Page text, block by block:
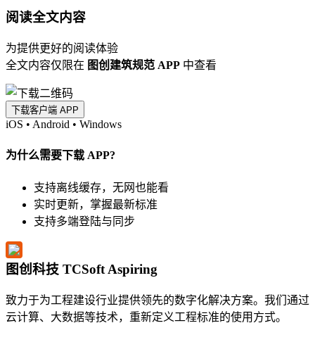
阅读全文内容
为提供更好的阅读体验
全文内容仅限在 图创建筑规范 APP 中查看
下载客户端 APP
iOS • Android • Windows
为什么需要下载 APP?
支持离线缓存，无网也能看
实时更新，掌握最新标准
支持多端登陆与同步
图创科技 TCSoft Aspiring
致力于为工程建设行业提供领先的数字化解决方案。我们通过
云计算、大数据等技术，重新定义工程标准的使用方式。